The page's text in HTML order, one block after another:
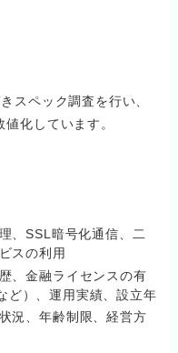
スペック調査を行い、
化しています。
、SSL暗号化通信、二
スの利用
、金融ライセンスの有
ど）、運用実績、設立年
況、年齢制限、経営方